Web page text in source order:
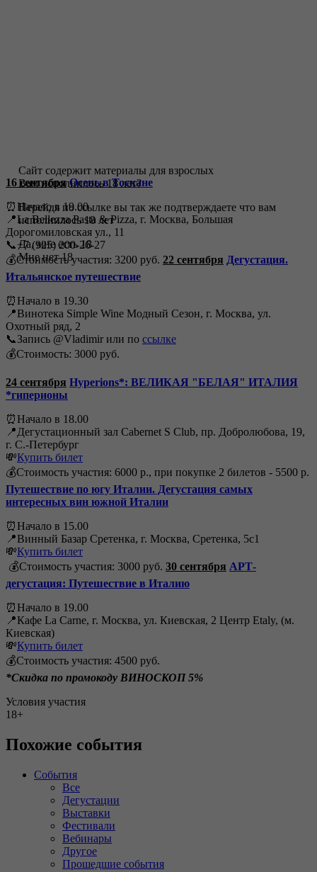
16 сентября Осень в Тоскане
⏰Начало в 19.00
📍La Bellezza Pasta & Pizza, г. Москва, Большая
Дорогомиловская ул., 11
📞+7 (925) 200-26-27
💰Стоимость участия: 3200 руб. 22 сентября Дегустация.
Итальянское путешествие
⏰Начало в 19.30
📍Винотека Simple Wine Модный Сезон, г. Москва, ул.
Охотный ряд, 2
📞Запись @Vladimir или по ссылке
💰Стоимость: 3000 руб.
24 сентября Hyperions*: ВЕЛИКАЯ "БЕЛАЯ" ИТАЛИЯ
*гиперионы
⏰Начало в 18.00
📍Дегустационный зал Cabernet S Club, пр. Добролюбова, 19,
г. С.-Петербург
💸Купить билет
💰Стоимость участия: 6000 р., при покупке 2 билетов - 5500 р.
Путешествие по югу Италии. Дегустация самых
интересных вин южной Италии
⏰Начало в 15.00
📍Винный Базар Сретенка, г. Москва, Сретенка, 5с1
💸Купить билет
💰Стоимость участия: 3000 руб. 30 сентября АРТ-
дегустация: Путешествие в Италию
⏰Начало в 19.00
📍Кафе La Carne, г. Москва, ул. Киевская, 2 Центр Etaly, (м.
Киевская)
💸Купить билет
💰Стоимость участия: 4500 руб.
*Скидка по промокоду ВИНОСКОП 5%
Условия участия
18+
Похожие события
События
Все
Дегустации
Выставки
Фестивали
Вебинары
Другое
Прошедшие события
Сайт содержит материалы для взрослых
Вам исполнилось 18 лет?
Перейдя по ссылке вы так же подтверждаете что вам
исполнилось 18 лет
Да, мне есть 18
Мне нет 18